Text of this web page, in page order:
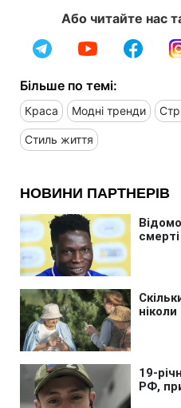
Або читайте нас
Більше по темі:
Краса Модні тренди
Стиль життя